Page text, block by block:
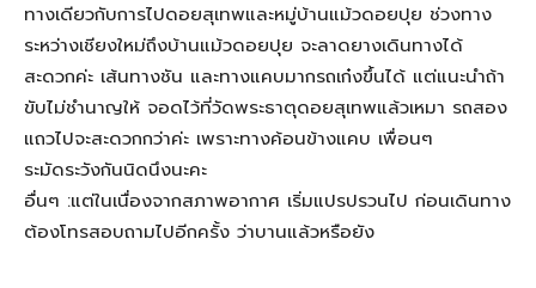
ทางเดียวกับการไปดอยสุเทพและหมู่บ้านแม้วดอยปุย ช่วงทาง
ระหว่างเชียงใหม่ถึงบ้านแม้วดอยปุย จะลาดยางเดินทางได้
สะดวกค่ะ เส้นทางชัน และทางแคบมากรถเก๋งขึ้นได้ แต่แนะนำถ้า
ขับไม่ชำนาญให้ จอดไว้ที่วัดพระธาตุดอยสุเทพแล้วเหมา รถสอง
แถวไปจะสะดวกกว่าค่ะ เพราะทางค้อนข้างแคบ เพื่อนๆ
ระมัดระวังกันนิดนึงนะคะ
อื่นๆ :แต่ในเนื่องจากสภาพอากาศ เริ่มแปรปรวนไป ก่อนเดินทาง
ต้องโทรสอบถามไปอีกครั้ง ว่าบานแล้วหรือยัง